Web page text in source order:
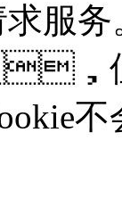
服
，